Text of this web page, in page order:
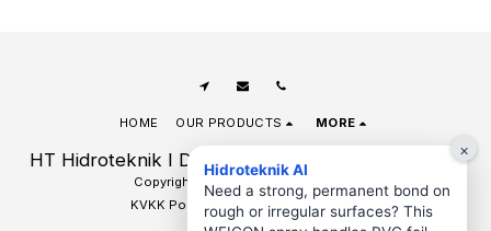
HT Hidroteknik I Denizli Hidrolik Hortum Pnömatik
Copyright © 2026 All rights reserved
KVKK Policy and Clarification Texts
HOME OUR PRODUCTS MORE
×
Hidroteknik AI
Need a strong, permanent bond on
rough or irregular surfaces? This